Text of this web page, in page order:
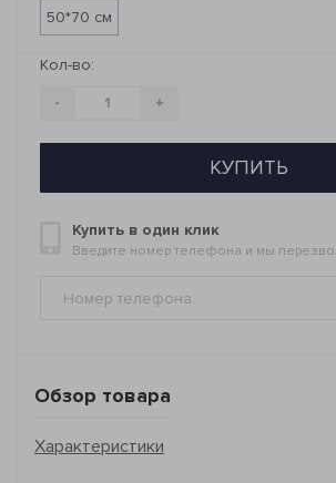
50*70 см
Кол-во:
- +
КУПИТЬ
Купить в один клик
Введите номер телефона и мы
Обзор товара
Характеристики